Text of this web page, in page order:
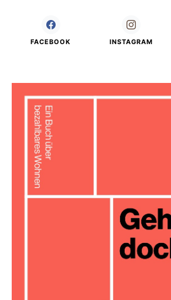
FACEBOOK INSTAGRAM